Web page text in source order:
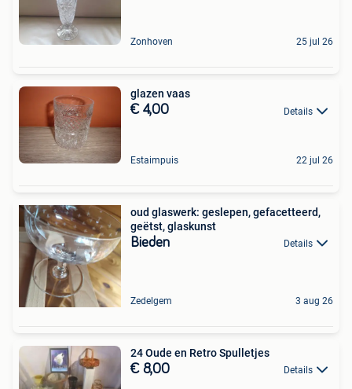
Zonhoven 25 jul 26
glazen vaas
€ 4,00 Details
Estaimpuis 22 jul 26
oud glaswerk: geslepen, gefacetteerd,
geëtst, glaskunst
Bieden Details
Zedelgem 3 aug 26
24 Oude en Retro Spulletjes
€ 8,00 Details